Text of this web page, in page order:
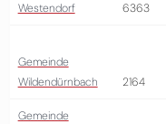
Westendorf
6363
Gemeinde
Wildendürnbach
2164
Gemeinde